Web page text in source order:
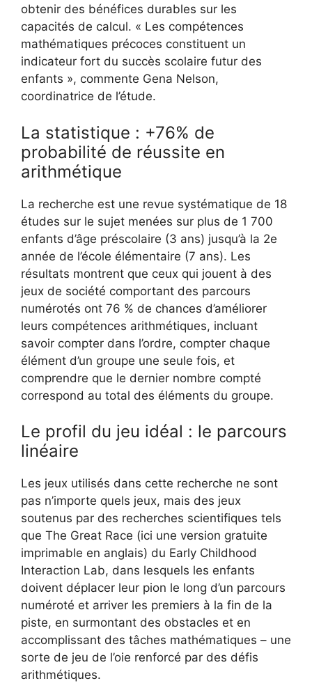
obtenir des bénéfices durables sur les
capacités de calcul. « Les compétences
mathématiques précoces constituent un
indicateur fort du succès scolaire futur des
enfants », commente Gena Nelson,
coordinatrice de l’étude.
La statistique : +76% de
probabilité de réussite en
arithmétique
La recherche est une revue systématique de 18
études sur le sujet menées sur plus de 1 700
enfants d’âge préscolaire (3 ans) jusqu’à la 2e
année de l’école élémentaire (7 ans). Les
résultats montrent que ceux qui jouent à des
jeux de société comportant des parcours
numérotés ont 76 % de chances d’améliorer
leurs compétences arithmétiques, incluant
savoir compter dans l’ordre, compter chaque
élément d’un groupe une seule fois, et
comprendre que le dernier nombre compté
correspond au total des éléments du groupe.
Le profil du jeu idéal : le parcours
linéaire
Les jeux utilisés dans cette recherche ne sont
pas n’importe quels jeux, mais des jeux
soutenus par des recherches scientifiques tels
que The Great Race (ici une version gratuite
imprimable en anglais) du Early Childhood
Interaction Lab, dans lesquels les enfants
doivent déplacer leur pion le long d’un parcours
numéroté et arriver les premiers à la fin de la
piste, en surmontant des obstacles et en
accomplissant des tâches mathématiques – une
sorte de jeu de l’oie renforcé par des défis
arithmétiques.